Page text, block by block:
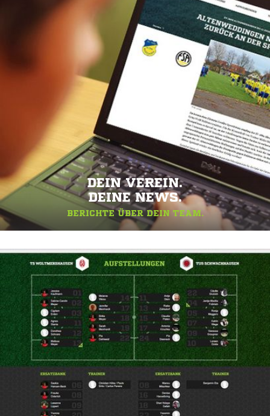
DEIN VEREIN.
DEINE NEWS.
BERICHTE ÜBER DEIN TEAM.